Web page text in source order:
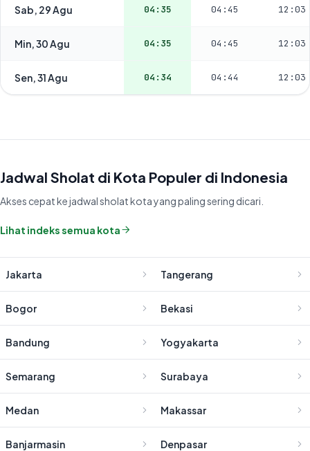
Sab, 29 Agu 04:35 04:45 12:03
Min, 30 Agu 04:35 04:45 12:03
Sen, 31 Agu 04:34 04:44 12:03
Jadwal Sholat di Kota Populer di Indonesia
Akses cepat ke jadwal sholat kota yang paling sering dicari.
Lihat indeks semua kota
Jakarta Tangerang
Bogor Bekasi
Bandung Yogyakarta
Semarang Surabaya
Medan Makassar
Banjarmasin Denpasar